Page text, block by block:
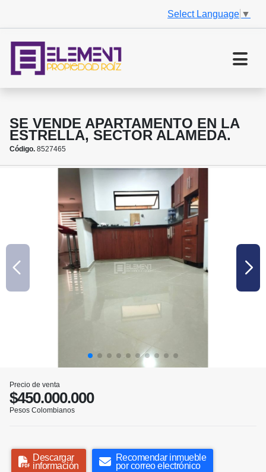
Select Language ▼
SE VENDE APARTAMENTO EN LA
ESTRELLA, SECTOR ALAMEDA.
Código. 8527465
Precio de venta
$450.000.000
Pesos Colombianos
Descargar
información
Recomendar inmueble
por correo electrónico